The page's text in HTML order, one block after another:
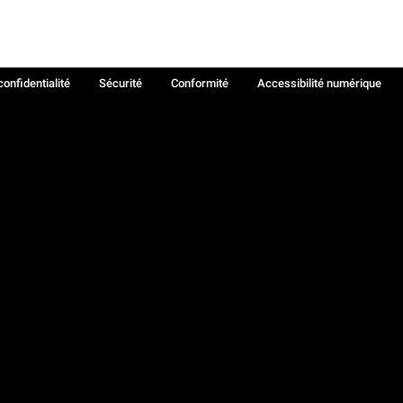
Sécurité Conformité
Accessibilité numérique